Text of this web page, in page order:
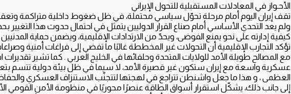
الأحـواز في المعادلات المستقبلية للتحول الإيراني
تقف إيران اليوم أمام مرحلة تحوّل سياسي محتملة، في ظل ضغوط داخلية متراكمة
ولم يعد التحدي الأساسي أمام صناع القرار الدوليين يتمثل في احتمال حدوث هذا التغيير
كيفية إدارته على نحو يمنع الفوضى، ويحدّ من الارتدادات الإقليمية، ويضمن حماية
تؤكد التجارب الإقليمية أن التحولات غير المخططة غالبًا ما تفضي إلى فراغات أمنية
مع المصالح طويلة الأمد للولايات المتحدة وحلفائها في الخليج العربي . كما تشير
عسكرية واسعة مع إيران ستكون غير قصيرة الأمد، لا سيما في ظل بيئة دولية تتسم
العظمى ، و هذا ما جعل واشنطن تتراجع في لهجتها لتتجنّب الاستنزاف العسكري والحفاظ
إلى جانب ذلك، يشكّل استقرار أسواق الطاقة عنصرًا محوريًا في منظومة الأمن القومي